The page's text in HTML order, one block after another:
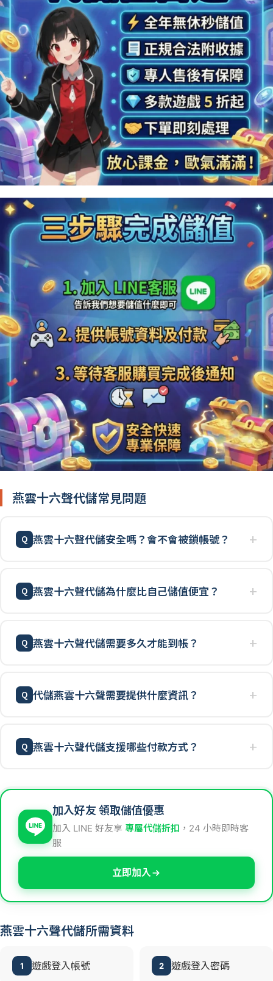
燕雲十六聲代儲常見問題
燕雲十六聲代儲安全嗎？會不會被鎖帳號？
燕雲十六聲代儲為什麼比自己儲值便宜？
燕雲十六聲代儲需要多久才能到帳？
代儲燕雲十六聲需要提供什麼資訊？
燕雲十六聲代儲支援哪些付款方式？
加入好友 領取儲值優惠
加入 LINE 好友享 專屬代儲折扣 ，24 小時即時客
服
立即加入
燕雲十六聲代儲所需資料
1 遊戲登入帳號 2 遊戲登入密碼